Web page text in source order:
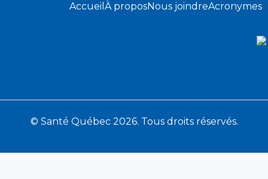
Accueil À proposNous joindreAcronymes
© Santé Québec 2026. Tous droits réservés.